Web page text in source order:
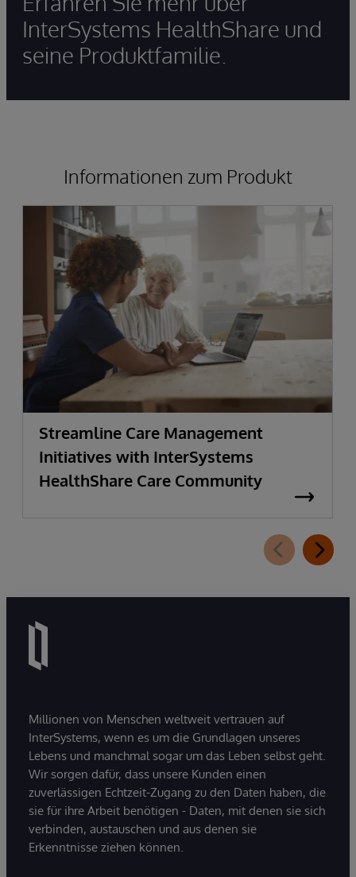
InterSystems HealthShare und
seine Produktfamilie.
Informationen zum Produkt
Streamline Care Management
Initiatives with InterSystems
HealthShare Care Community
Millionen von Menschen weltweit vertrauen auf
InterSystems, wenn es um die Grundlagen unseres
Lebens und manchmal sogar um das Leben selbst geht.
Wir sorgen dafür, dass unsere Kunden einen
zuverlässigen Echtzeit-Zugang zu den Daten haben, die
sie für ihre Arbeit benötigen - Daten, mit denen sie sich
verbinden, austauschen und aus denen sie
Erkenntnisse ziehen können.